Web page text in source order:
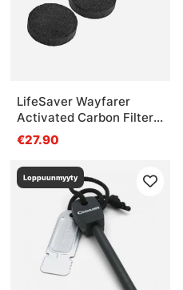
LifeSaver Wayfarer
Activated Carbon Filters
3-Pack
€27.90
Loppuunmyyty